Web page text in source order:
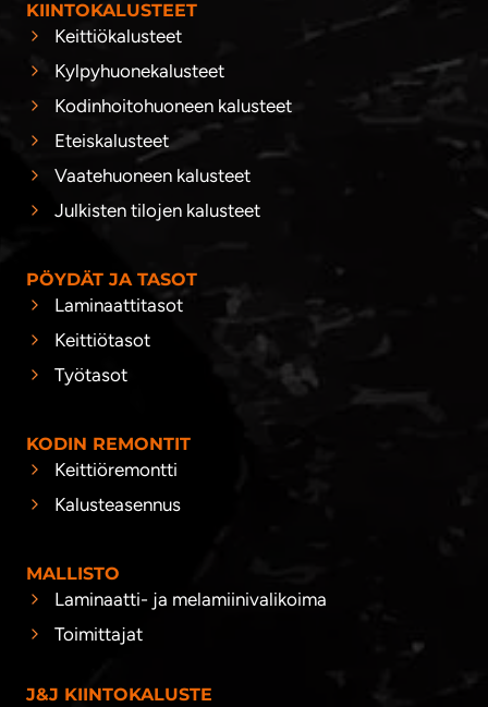
KIINTOKALUSTEET
Keittiökalusteet
Kylpyhuonekalusteet
Kodinhoitohuoneen kalusteet
Eteiskalusteet
Vaatehuoneen kalusteet
Julkisten tilojen kalusteet
PÖYDÄT JA TASOT
Laminaattitasot
Keittiötasot
Työtasot
KODIN REMONTIT
Keittiöremontti
Kalusteasennus
MALLISTO
Laminaatti- ja melamiinivalikoima
Toimittajat
J&J KIINTOKALUSTE